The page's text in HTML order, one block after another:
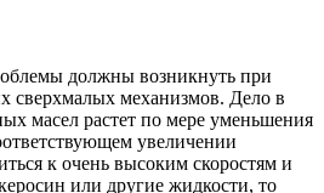
должны возникнуть при
сверхмалых механизмов. Дело в
масел растет по мере уменьшения
увеличении
к очень высоким скоростям и
или другие жидкости, то